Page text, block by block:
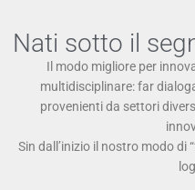
Nati sotto il
Il modo migliore per
multidisciplinare: far
provenienti da settori
Sin dall’inizio il nostro modo di